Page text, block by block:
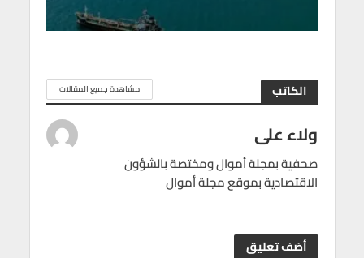
الكاتب مشاهدة جميع المقالات
ولاء على
صحفية بمجلة أموال ومختصة بالشؤون
الاقتصادية بموقع مجلة أموال
أضف تعليق